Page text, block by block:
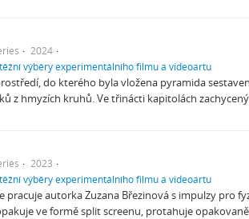
2024
výběry experimentálního filmu a videoartu
do kterého byla vložena pyramida
z hmyzích kruhů. Ve třinácti kapitolách
2023
výběry experimentálního filmu a videoartu
pracuje autorka Zuzana Březinová s impulzy pro
ve formě split screenu, protahuje